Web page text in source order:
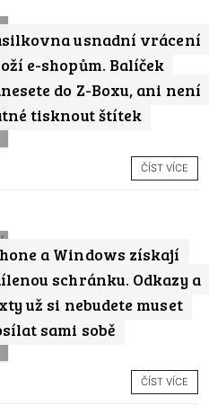
usnadní vrácení
e-shopům. Balíček
do Z-Boxu, ani není
tisknout štítek
ČÍST VÍCE
a Windows získají
schránku. Odkazy a
už si nebudete muset
sami sobě
ČÍST VÍCE